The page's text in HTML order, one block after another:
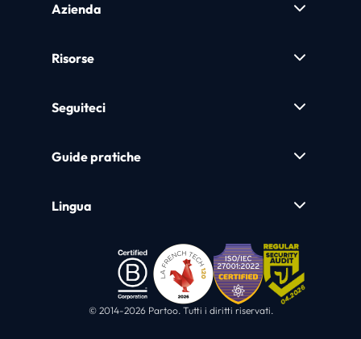
Azienda
Risorse
Seguiteci
Guide pratiche
Lingua
© 2014-2026 Partoo. Tutti i diritti riservati.